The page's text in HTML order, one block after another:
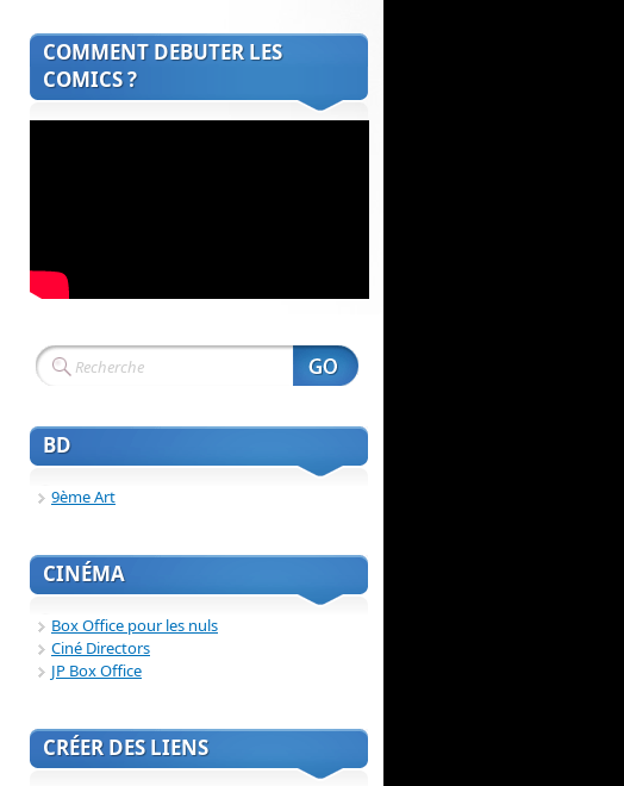
COMMENT DEBUTER LES
COMICS ?
BD
9ème Art
CINÉMA
Box Office pour les nuls
Ciné Directors
JP Box Office
CRÉER DES LIENS